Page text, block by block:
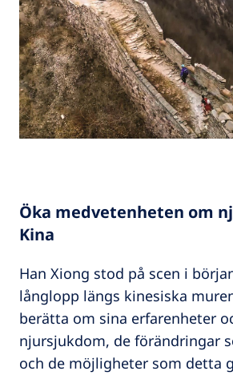
Öka medvetenheten om
Kina
Han Xiong stod på scen i
långlopp längs kinesiska
berätta om sina erfarenheter
njursjukdom, de förändringar
och de möjligheter som detta